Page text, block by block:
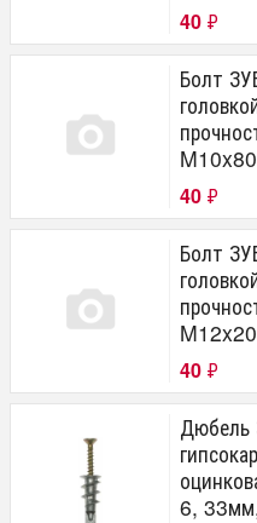
40 ₽
Болт
40 ₽
Болт
40 ₽
Дюбель
6,